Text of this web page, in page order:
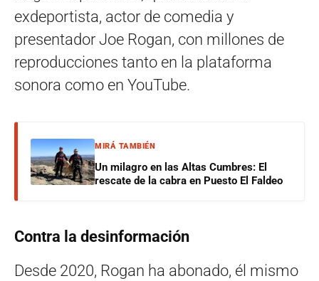
exdeportista, actor de comedia y
presentador Joe Rogan, con millones de
reproducciones tanto en la plataforma
sonora como en YouTube.
MIRÁ TAMBIÉN
Un milagro en las Altas Cumbres: El
rescate de la cabra en Puesto El Faldeo
Contra la desinformación
Desde 2020, Rogan ha abonado, él mismo